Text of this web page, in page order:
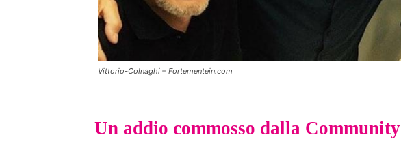
Vittorio-Colnaghi – Fortementein.com
Un addio commosso dalla Community